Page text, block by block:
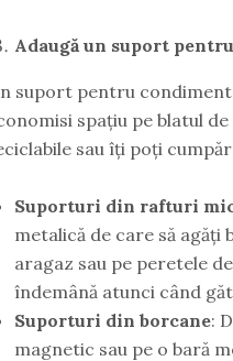
Adaugă un suport
suport pentru
spațiu pe blatul
sau îți poți
Suporturi din rafturi
metalică de care să
aragaz sau pe peretele
îndemână atunci când
Suporturi din borcane:
magnetic sau pe o bară